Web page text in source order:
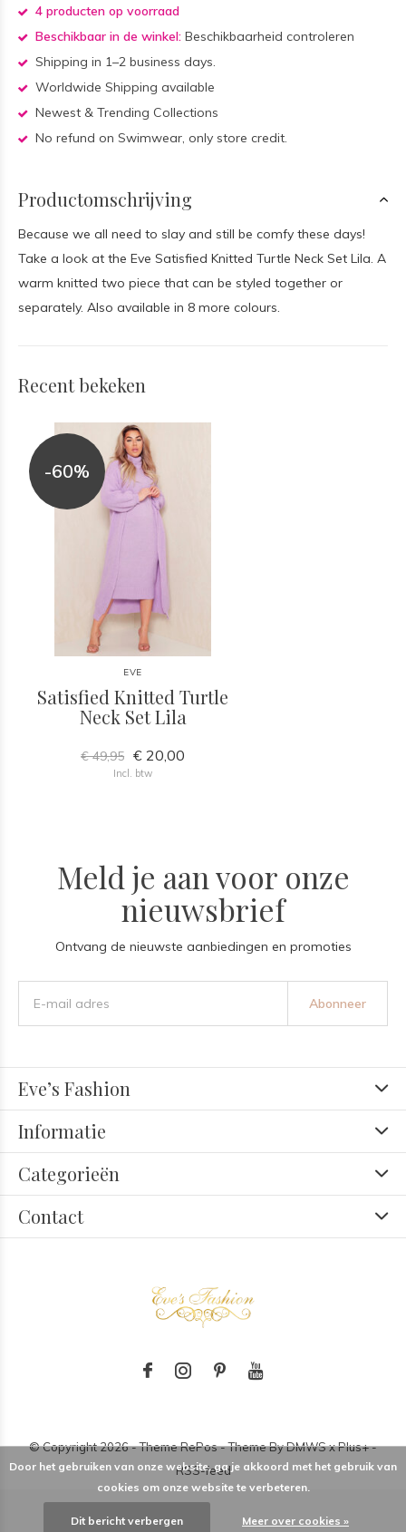
4 producten op voorraad
Beschikbaar in de winkel: Beschikbaarheid controleren
Shipping in 1–2 business days.
Worldwide Shipping available
Newest & Trending Collections
No refund on Swimwear, only store credit.
Productomschrijving
Because we all need to slay and still be comfy these days!
Take a look at the Eve Satisfied Knitted Turtle Neck Set Lila. A
warm knitted two piece that can be styled together or
separately. Also available in 8 more colours.
Recent bekeken
-60%
EVE
Satisfied Knitted Turtle
Neck Set Lila
€ 49,95 € 20,00
Incl. btw
Meld je aan voor onze
nieuwsbrief
Ontvang de nieuwste aanbiedingen en promoties
Abonneer
Eve’s Fashion
Informatie
Categorieën
Contact
© Copyright2026- Theme RePos - Theme ByDMWSxPlus+-
RSS-feed
Door het gebruiken van onze website, ga je akkoord met het gebruik van
cookies om onze website te verbeteren.
Dit bericht verbergen Meer over cookies »